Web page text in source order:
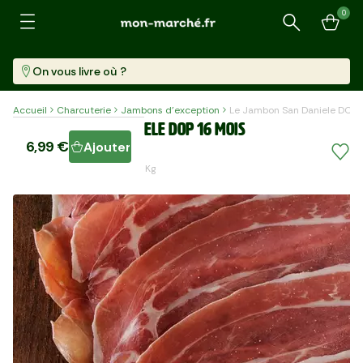
Recherche
0
On vous livre où ?
Accueil Charcuterie Jambons d'exception Le Jambon San Daniele DOP
Le Jambon San Daniele DOP 16 mois
69,90 €/kg
6,99 € Ajouter